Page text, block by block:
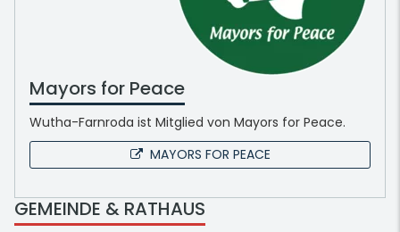
Mayors for Peace
Wutha-Farnroda ist Mitglied von Mayors for Peace.
MAYORS FOR PEACE
GEMEINDE & RATHAUS